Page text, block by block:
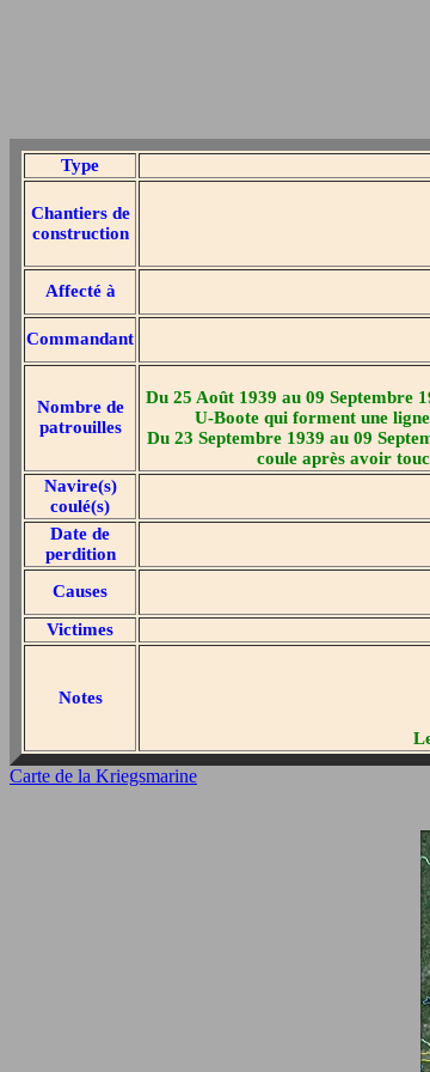
Type
Chantiers de
construction
Affecté à
Commandant
Nombre de
patrouilles
Du 25 Août 1939 au 09 Septembre
U-Boote qui forment une
Du 23 Septembre 1939 au 09
coule après avoir
Navire(s)
coulé(s)
Date de
perdition
Causes
Victimes
Notes
Carte de la Kriegsmarine